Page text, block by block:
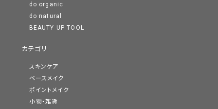
do organic
do natural
BEAUTY UP TOOL
カテゴリ
スキンケア
ベースメイク
ポイントメイク
小物・雑貨